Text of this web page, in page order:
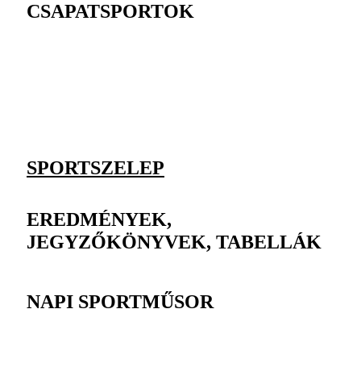
CSAPATSPORTOK
SPORTSZELEP
EREDMÉNYEK,
JEGYZŐKÖNYVEK, TABELLÁK
NAPI SPORTMŰSOR